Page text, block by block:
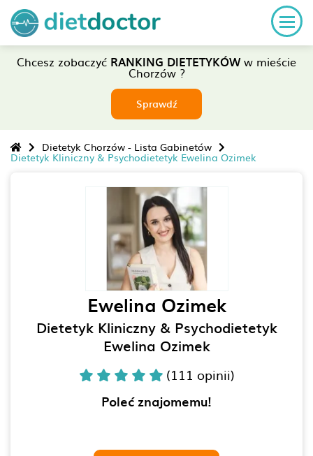
Chcesz zobaczyć RANKING DIETETYKÓWw mieście
Chorzów ?
Sprawdź
Dietetyk Chorzów - Lista Gabinetów
Dietetyk Kliniczny & Psychodietetyk Ewelina Ozimek
Ewelina Ozimek
Dietetyk Kliniczny & Psychodietetyk
Ewelina Ozimek
(111 opinii)
Poleć znajomemu!